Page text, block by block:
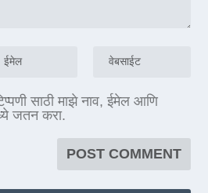
साठी माझे नाव, ईमेल आणि
जतन करा.